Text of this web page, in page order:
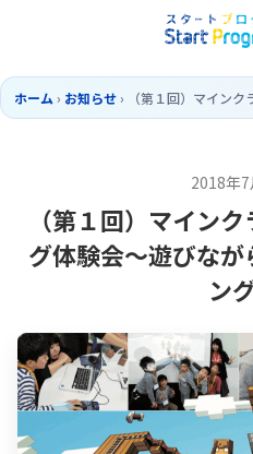
ホーム › お知らせ› （第１回）マイン
2018年
（第１回）マイン
グ体験会〜遊びな
ン